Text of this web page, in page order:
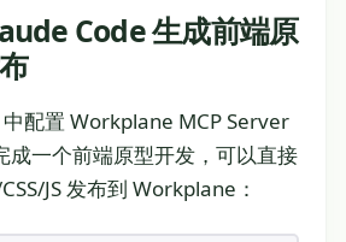
Code 生成前端原
配置 Workplane MCP Server
成一个前端原型开发，可以直接
JS 发布到 Workplane：